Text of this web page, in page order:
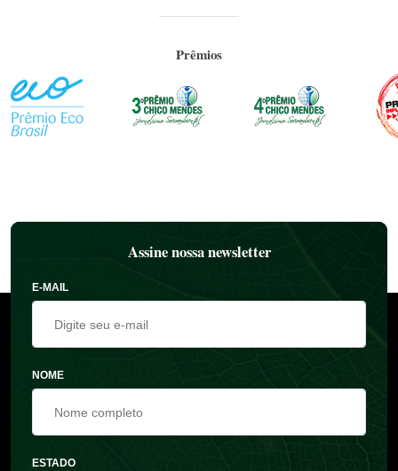
Prêmios
Assine nossa newsletter
E-MAIL
NOME
ESTADO